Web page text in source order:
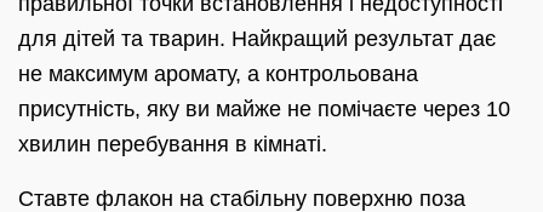
для дітей та тварин. Найкращий результат дає
не максимум аромату, а контрольована
присутність, яку ви майже не помічаєте через 10
хвилин перебування в кімнаті.
Ставте флакон на стабільну поверхню поза